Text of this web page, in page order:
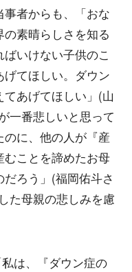
者からも、「おな
素晴らしさを知る
いけない子供のこ
てほしい。ダウン
あげてほしい」(山
一番悲しいと思って
に、他の人が『産
ことを諦めたお母
ろう」(福岡佑斗さ
た母親の悲しみを慮
は、『ダウン症の